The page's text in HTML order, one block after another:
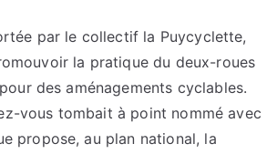
par le collectif la Puycyclette,
la pratique du deux-roues
des aménagements cyclables.
vous tombait à point nommé avec
propose, au plan national, la